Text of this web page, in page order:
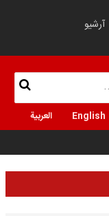
آرشیو
English العربية